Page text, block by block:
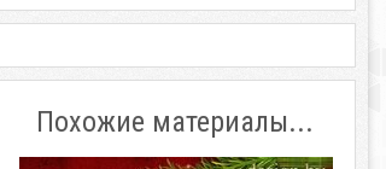
Похожие материалы...